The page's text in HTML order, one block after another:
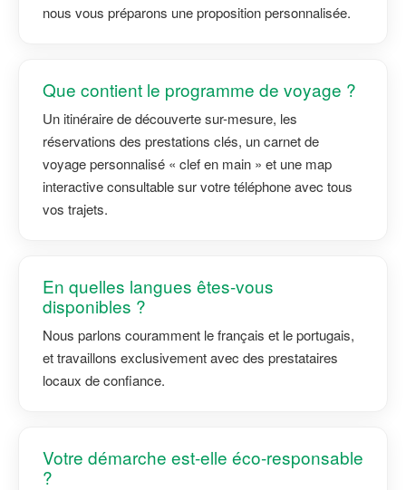
nous vous préparons une proposition personnalisée.
Que contient le programme de voyage ?
Un itinéraire de découverte sur-mesure, les
réservations des prestations clés, un carnet de
voyage personnalisé « clef en main » et une map
interactive consultable sur votre téléphone avec tous
vos trajets.
En quelles langues êtes-vous
disponibles ?
Nous parlons couramment le français et le portugais,
et travaillons exclusivement avec des prestataires
locaux de confiance.
Votre démarche est-elle éco-responsable
?